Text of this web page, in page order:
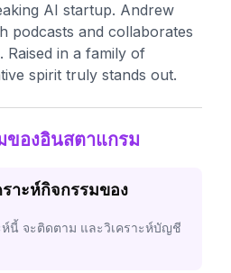
AI startup. Andrew
podcasts and collaborates
in a family of
spirit truly stands out.
ของอินสตาแกรม
ราะห์กิจกรรมของ
ห์นี้ จะติดตาม และวิเคราะห์บัญชี